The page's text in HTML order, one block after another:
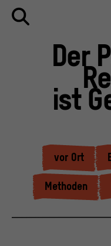
Der
ist
vor Ort
Methoden